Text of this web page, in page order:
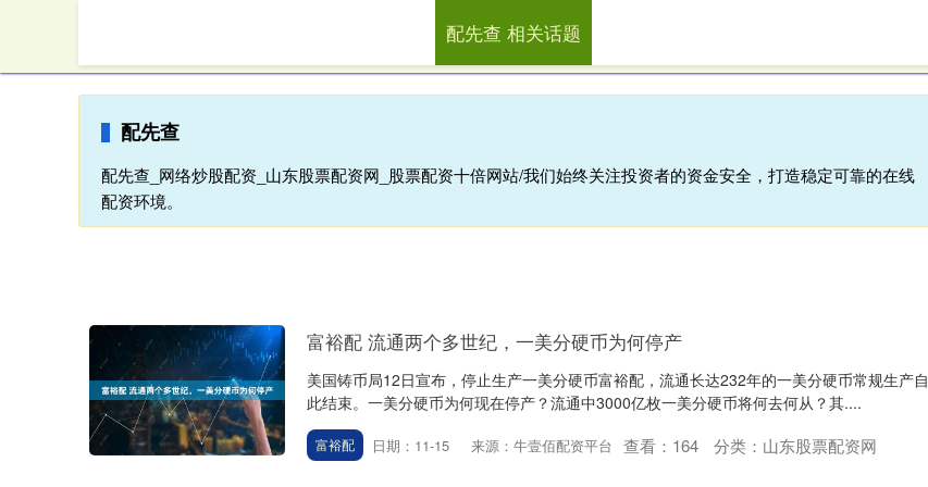
配先查 网络炒股配资
配先查
配先查_网络炒股配资_山东股票配资网_股票配资十倍网站/我们始终关注投资者的资金安全，打造稳定可靠的在线
配资环境。
配先查 相关话题
富裕配 流通两个多世纪，一美分硬币为何停产
美国铸币局12日宣布，停止生产一美分硬币富裕配，流通长达232年的一美分硬币常规生产自
此结束。一美分硬币为何现在停产？流通中3000亿枚一美分硬币将何去何从？其....
富裕配 日期：11-15 来源：牛壹佰配资平台 查看： 164 分类： 山东股票配资网